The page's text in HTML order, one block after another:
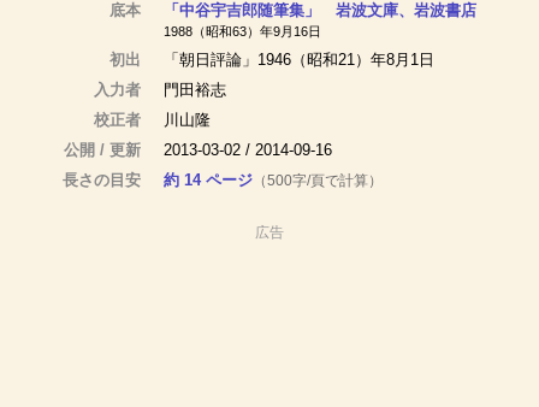
底本
「中谷宇吉郎随筆集」 岩波文庫、岩波書店
1988（昭和63）年9月16日
初出
「朝日評論」1946（昭和21）年8月1日
入力者
門田裕志
校正者
川山隆
公開 / 更新
2013-03-02 / 2014-09-16
長さの目安
約 14 ページ （500字/頁で計算）
広告